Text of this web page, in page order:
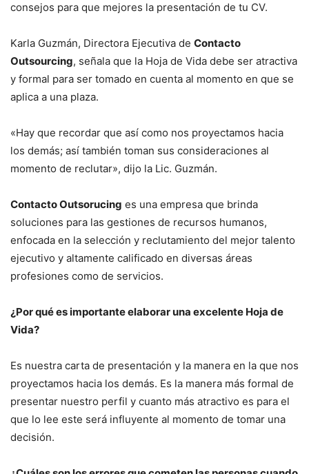
consejos para que mejores la presentación de tu CV.
Karla Guzmán, Directora Ejecutiva de Contacto
Outsourcing, señala que la Hoja de Vida debe ser atractiva
y formal para ser tomado en cuenta al momento en que se
aplica a una plaza.
«Hay que recordar que así como nos proyectamos hacia
los demás; así también toman sus consideraciones al
momento de reclutar», dijo la Lic. Guzmán.
Contacto Outsorucing es una empresa que brinda
soluciones para las gestiones de recursos humanos,
enfocada en la selección y reclutamiento del mejor talento
ejecutivo y altamente calificado en diversas áreas
profesiones como de servicios.
¿Por qué es importante elaborar una excelente Hoja de
Vida?
Es nuestra carta de presentación y la manera en la que nos
proyectamos hacia los demás. Es la manera más formal de
presentar nuestro perfil y cuanto más atractivo es para el
que lo lee este será influyente al momento de tomar una
decisión.